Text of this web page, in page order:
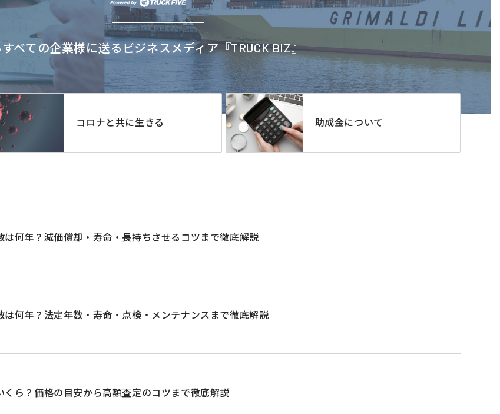
べての企業様に送るビジネスメディア『TRUCK BIZ』
コロナと共に生きる 助成金について
は何年？減価償却・寿命・長持ちさせるコツまで徹底解説
は何年？法定年数・寿命・点検・メンテナンスまで徹底解説
くら？価格の目安から高額査定のコツまで徹底解説